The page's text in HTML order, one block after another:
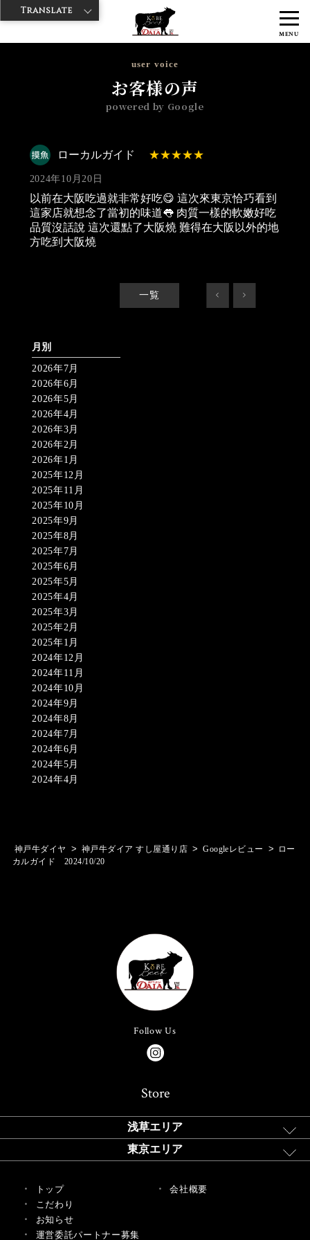
MENU
神戸牛ダイヤ > 神戸牛ダイア すし屋通り店
ロー
user voice
お客様の声
powered by Google
ローカルガイド
2024年10月20日
以前在大阪吃過就非常好吃😋 這次來東京恰巧看到
這家店就想念了當初的味道👅 肉質一樣的軟嫩好吃
品質沒話說 這次還點了大阪燒 難得在大阪以外的地
方吃到大阪燒
一覧 < >
月別
2026年7月
2026年6月
2026年5月
2026年4月
2026年3月
2026年2月
2026年1月
2025年12月
2025年11月
2025年10月
2025年9月
2025年8月
2025年7月
2025年6月
2025年5月
2025年4月
2025年3月
2025年2月
2025年1月
2024年12月
2024年11月
2024年10月
2024年9月
2024年8月
2024年7月
2024年6月
2024年5月
2024年4月
神戸牛ダイヤ > 神戸牛ダイア すし屋通り店 > Googleレビュー >
ロー
カルガイド 2024/10/20
Follow Us
Store
浅草エリア
東京エリア
トップ
こだわり
お知らせ
運営委託パートナー募集
会社概要
Translate